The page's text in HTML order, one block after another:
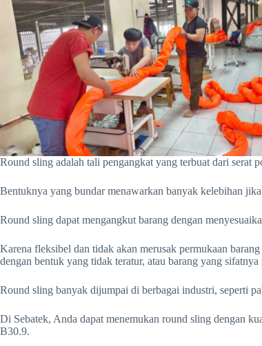
Round sling adalah tali pengangkat yang terbuat dari serat
Bentuknya yang bundar menawarkan banyak kelebihan
Round sling dapat mengangkut barang dengan
Karena fleksibel dan tidak akan merusak permukaan
dengan bentuk yang tidak teratur, atau barang yang sifatnya
Round sling banyak dijumpai di berbagai industri, seperti
Di Sebatek, Anda dapat menemukan round sling dengan
B30.9.